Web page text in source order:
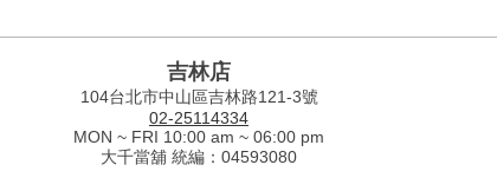
吉林店
104台北市中山區吉林路121-3號
02-25114334
MON ~ FRI 10:00 am ~ 06:00 pm
大千當舖 統編：04593080